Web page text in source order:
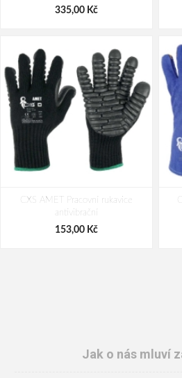
335,00 Kč
CXS AMET Pracovní rukavice
antivibrační
153,00 Kč
Jak o nás mluví